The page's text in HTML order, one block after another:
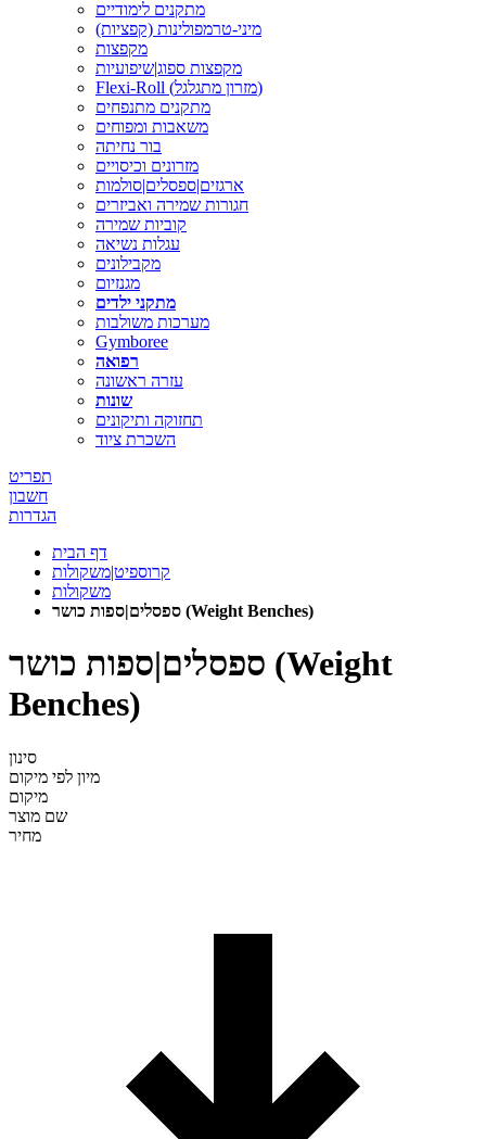
מתקנים לימודיים
מיני-טרמפולינות (קפציות)
מקפצות
מקפצות ספוג|שיפועיות
Flexi-Roll (מזרון מתגלגל)
מתקנים מתנפחים
משאבות ומפוחים
בור נחיתה
מזרונים וכיסויים
ארגזים|ספסלים|סולמות
חגורות שמירה ואביזרים
קוביות שמירה
עגלות נשיאה
מקבילונים
מגנזיום
מתקני ילדים
מערכות משולבות
Gymboree
רפואה
עזרה ראשונה
שונות
תחזוקה ותיקונים
השכרת ציוד
תפריט
חשבון
הגדרות
דף הבית
קרוספיט|משקולות
משקולות
ספסלים|ספות כושר (Weight Benches)
ספסלים|ספות כושר (Weight
Benches)
סינון
מיון לפי מיקום
מיקום
שם מוצר
מחיר